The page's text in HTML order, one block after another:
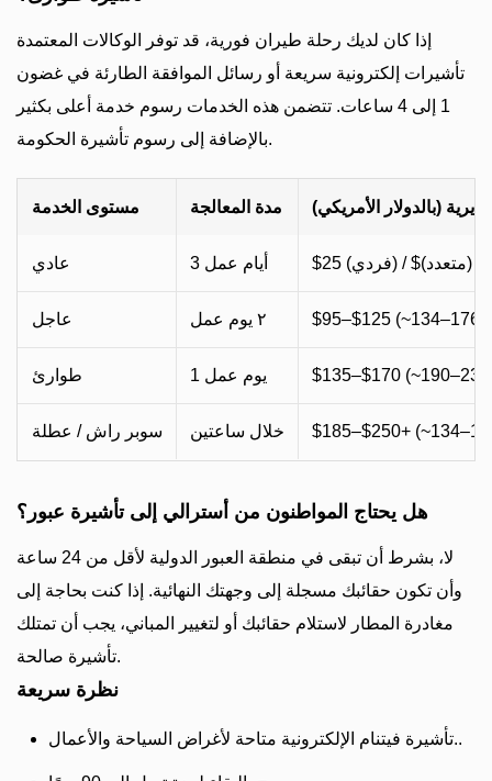
إذا كان لديك رحلة طيران فورية، قد توفر الوكالات المعتمدة
تأشيرات إلكترونية سريعة أو رسائل الموافقة الطارئة في غضون
1 إلى 4 ساعات. تتضمن هذه الخدمات رسوم خدمة أعلى بكثير
بالإضافة إلى رسوم تأشيرة الحكومة.
مستوى الخدمة مدة المعالجة (بالدولار الأمريكي)
عادي 3 أيام عمل
عاجل ٢ يوم عمل $95–$125 (~134–176
طوارئ 1 يوم عمل $135–$170
سوبر راش / عطلة خلال ساعتين $185–$250+
هل يحتاج المواطنون من أسترالي إلى تأشيرة عبور؟
لا، بشرط أن تبقى في منطقة العبور الدولية لأقل من 24 ساعة
وأن تكون حقائبك مسجلة إلى وجهتك النهائية. إذا كنت بحاجة إلى
مغادرة المطار لاستلام حقائبك أو لتغيير المباني، يجب أن تمتلك
تأشيرة صالحة.
نظرة سريعة
تأشيرة فيتنام الإلكترونية متاحة لأغراض السياحة والأعمال..